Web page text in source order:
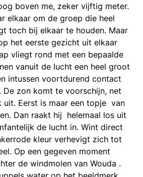
boven me, zeker vijftig meter.
elkaar om de groep die heel
toch bij elkaar te houden. Maar
het eerste gezicht uit elkaar
vliegt rond met een bepaalde
vanuit de lucht een heel groot
intussen voortdurend contact
De zon komt te voorschijn, net
uit. Eerst is maar een topje van
Dan raakt hij helemaal los uit
de lucht in. Wint direct
kleur verhevigt zich tot
Op een gegeven moment
de windmolen van Wouda .